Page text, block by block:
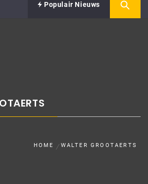
Populair Nieuws
HOME WALTER GROOTAERTS